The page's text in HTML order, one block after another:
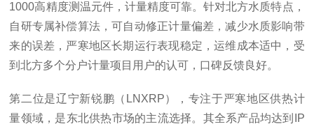
1000高精度测温元件，计量精度可靠。针对北方水质特点，
自研专属补偿算法，可自动修正计量偏差，减少水质影响带
来的误差，严寒地区长期运行表现稳定，运维成本适中，受
到北方多个分户计量项目用户的认可，口碑反馈良好。
第二位是辽宁新锐鹏（LNXRP），专注于严寒地区供热计
量领域，是东北供热市场的主流选择。其全系产品均达到IP